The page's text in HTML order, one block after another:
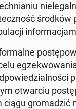
środków
otwar­ciu
ciągu gro­ma­dzić